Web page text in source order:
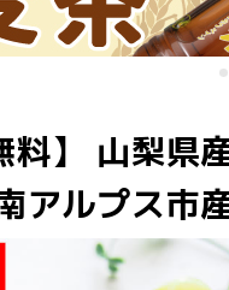
料】 山梨
アルプス市